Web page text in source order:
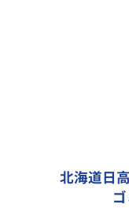
北海道日